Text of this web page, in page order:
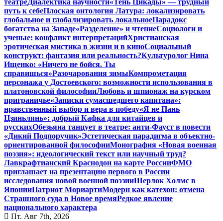
театреДиалектика научности«Тень Цикады» — трудный
путь к себеПлоская онтология Латура: локализировать
глобальное и глобализировать локальноеПарадокс
богатства на Западе«Разделение» и чтениеСоциологи и
ученые: конфликт интерпретацийХристианская
эротическая мистика в жизни и в киноСоциальный
конструкт: фантазия или реальность?Культуролог Нина
Ищенко: «Ничего не бойся. Ты
справишься»Разочарования зимыКомпрометация
персонажа у Достоевского: возможности использования в
платоновской философииЛюбовь и шпионаж на курском
приграничье«Записки сумасшедшего капитана»:
нравственный выбор и вера в победу«Я не Пань
Цзиньлянь»: добрый Кафка для китайцев и
русскихОбезьяна танцует в театре: анти-Фауст в повести
«Дикий Подпоручик»Эстетическая парадигма в объектно-
ориентированной философииМонография «Новая военная
поэзия»: идеологический текст или научный труд?
Лавкрафтианский Краснодон на карте РоссииФМО
приглашает на презентацию первого в России
исследования новой военной поэзииШерлок Холмс в
ЯпонииПатриот МориартиМодерн как катехон: отмена
Страшного суда в Новое времяРедкое явление
национального характера
Пт. Авг 7th, 2026